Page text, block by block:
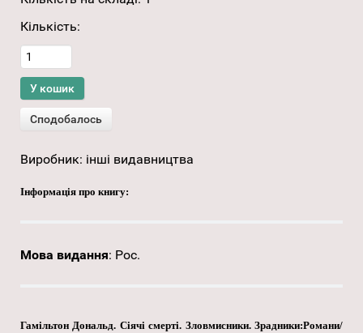
Кількість:
Виробник: інші видавництва
Інформація про книгу:
Мова видання: Рос.
Гамільтон Дональд. Сіячі смерті. Зловмисники. Зрадники:Романи/